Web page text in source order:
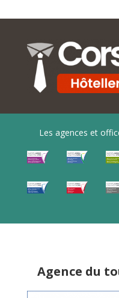
Les agences et
Agence du